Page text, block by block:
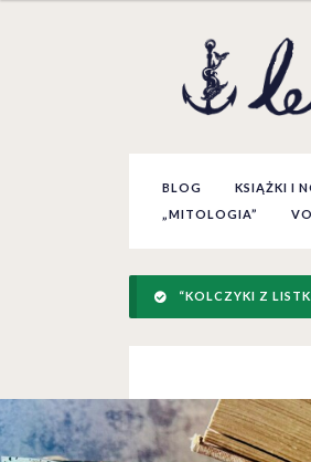
BLOG KSIĄŻKI I
„MITOLOGIA”
“KOLCZYKI Z